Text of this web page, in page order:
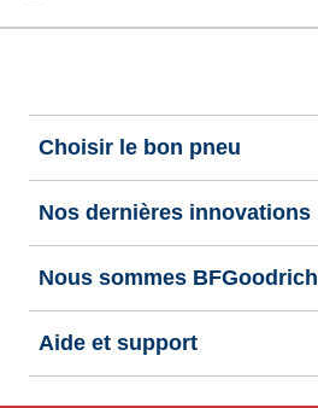
Choisir le bon pneu
Nos dernières innovations
Nous sommes BFGoodrich
Aide et support